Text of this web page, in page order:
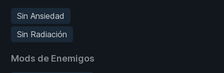
Sin Ansiedad
Sin Radiación
Mods de Enemigos